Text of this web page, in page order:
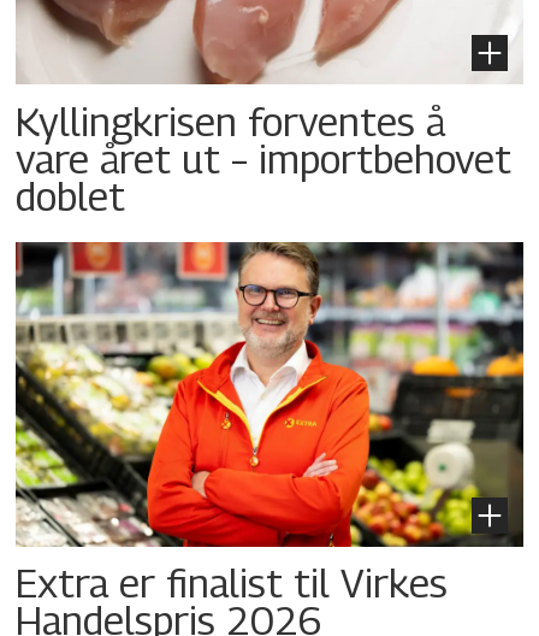
Kyllingkrisen forventes å
vare året ut – importbehovet
doblet
Extra er finalist til Virkes
Handelspris 2026